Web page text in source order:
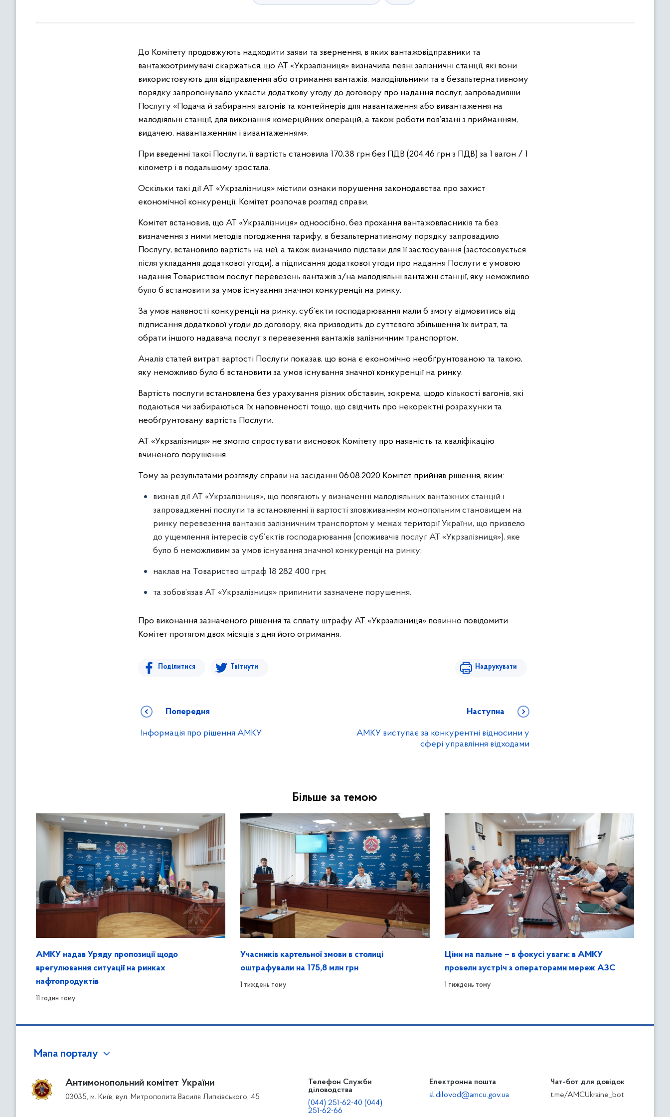
До Комітету продовжують надходити заяви та звернення, в яких вантажовідправники та
вантажоотримувачі скаржаться, що АТ «Укрзалізниця» визначила певні залізничні станції, які вони
використовують для відправлення або отримання вантажів, малодіяльними та в безальтернативному
порядку запропонувало укласти додаткову угоду до договору про надання послуг, запровадивши
Послугу «Подача й забирання вагонів та контейнерів для навантаження або вивантаження на
малодіяльні станції, для виконання комерційних операцій, а також роботи пов’язані з прийманням,
видачею, навантаженням і вивантаженням».
При введенні такої Послуги, її вартість становила 170,38 грн без ПДВ (204,46 грн з ПДВ) за 1 вагон / 1
кілометр і в подальшому зростала.
Оскільки такі дії АТ «Укрзалізниця» містили ознаки порушення законодавства про захист
економічної конкуренції, Комітет розпочав розгляд справи.
Комітет встановив, що АТ «Укрзалізниця» одноосібно, без прохання вантажовласників та без
визначення з ними методів погодження тарифу, в безальтернативному порядку запровадило
Послугу, встановило вартість на неї, а також визначило підстави для її застосування (застосовується
після укладання додаткової угоди), а підписання додаткової угоди про надання Послуги є умовою
надання Товариством послуг перевезень вантажів з/на малодіяльні вантажні станції, яку неможливо
було б встановити за умов існування значної конкуренції на ринку.
За умов наявності конкуренції на ринку, суб’єкти господарювання мали б змогу відмовитись від
підписання додаткової угоди до договору, яка призводить до суттєвого збільшення їх витрат, та
обрати іншого надавача послуг з перевезення вантажів залізничним транспортом.
Аналіз статей витрат вартості Послуги показав, що вона є економічно необґрунтованою та такою,
яку неможливо було б встановити за умов існування значної конкуренції на ринку.
Вартість послуги встановлена без урахування різних обставин, зокрема, щодо кількості вагонів, які
подаються чи забираються, їх наповненості тощо, що свідчить про некоректні розрахунки та
необґрунтовану вартість Послуги.
АТ «Укрзалізниця» не змогло спростувати висновок Комітету про наявність та кваліфікацію
вчиненого порушення.
Тому за результатами розгляду справи на засіданні 06.08.2020 Комітет прийняв рішення, яким:
визнав дії АТ «Укрзалізниця», що полягають у визначенні малодіяльних вантажних станцій і
запровадженні послуги та встановленні її вартості зловживанням монопольним становищем на
ринку перевезення вантажів залізничним транспортом у межах території України, що призвело
до ущемлення інтересів суб’єктів господарювання (споживачів послуг АТ «Укрзалізниця»), яке
було б неможливим за умов існування значної конкуренції на ринку;
наклав на Товариство штраф 18 282 400 грн;
та зобов’язав АТ «Укрзалізниця» припинити зазначене порушення.
Про виконання зазначеного рішення та сплату штрафу АТ «Укрзалізниця» повинно повідомити
Комітет протягом двох місяців з дня його отримання.
Поділитися Твітнути Надрукувати
Попередня
Інформація про рішення АМКУ
Наступна
АМКУ виступає за конкурентні відносини у
сфері управління відходами
Більше за темою
АМКУ надав Уряду пропозиції щодо
врегулювання ситуації на ринках
нафтопродуктів
11 годин тому
Учасників картельної змови в столиці
оштрафували на 175,8 млн грн
1 тиждень тому
Ціни на пальне – в фокусі уваги: в АМКУ
провели зустріч з операторами мереж АЗС
1 тиждень тому
Мапа порталу
Антимонопольний комітет України
03035, м. Київ, вул. Митрополита Василя Липківського, 45
Телефон Служби
діловодства
(044) 251-62-40 (044)
251-62-66
Електронна пошта
sl.dilovod@amcu.gov.ua
Чат-бот для довідок
t.me/AMCUkraine_bot